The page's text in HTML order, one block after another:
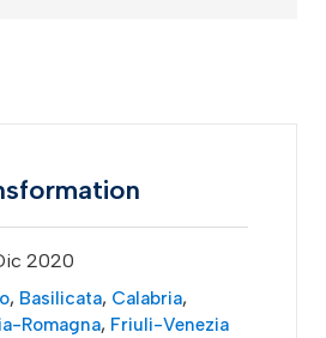
2020
, Basilicata, Calabria,
Romagna, Friuli-Venezia